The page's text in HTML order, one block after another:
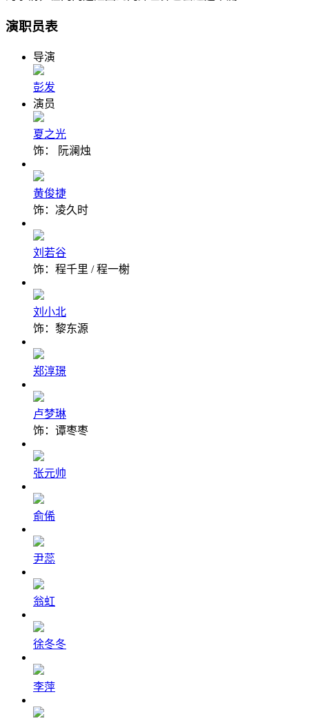
演职员表
导演
彭发
演员
夏之光
饰： 阮澜烛
黄俊捷
饰：凌久时
刘若谷
饰：程千里 / 程一榭
刘小北
饰：黎东源
郑淳璟
卢梦琳
饰：谭枣枣
张元帅
俞俙
尹蕊
翁虹
徐冬冬
李萍